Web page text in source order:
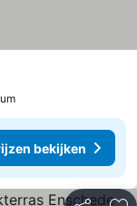
bekijken